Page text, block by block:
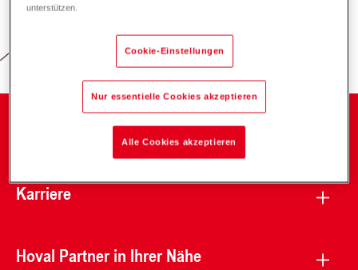
Karriere
Hoval Partner in Ihrer Nähe
unterstützen.
Cookie-Einstellungen
Nur essentielle Cookies akzeptieren
Alle Cookies akzeptieren